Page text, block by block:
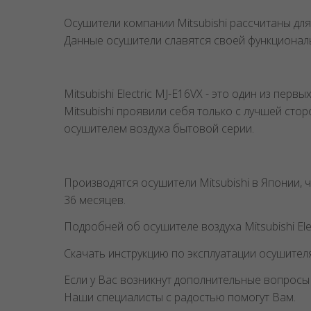
Осушители компании Mitsubishi рассчитаны
Данные осушители славятся своей
Mitsubishi Electric MJ-E16VX - это один из
Mitsubishi проявили себя только с лучшей
осушителем воздуха бытовой серии.
Производятся осушители Mitsubishi в Японии,
36 месяцев.
Подробней об осушителе воздуха Mitsubishi
Скачать инструкцию по эксплуатации
Если у Вас возникнут дополнительные
Наши специалисты с радостью помогут Вам.